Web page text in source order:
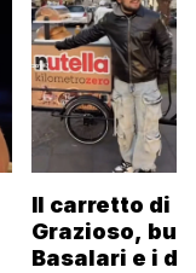
Il carretto di
Grazioso,
Basalari e i